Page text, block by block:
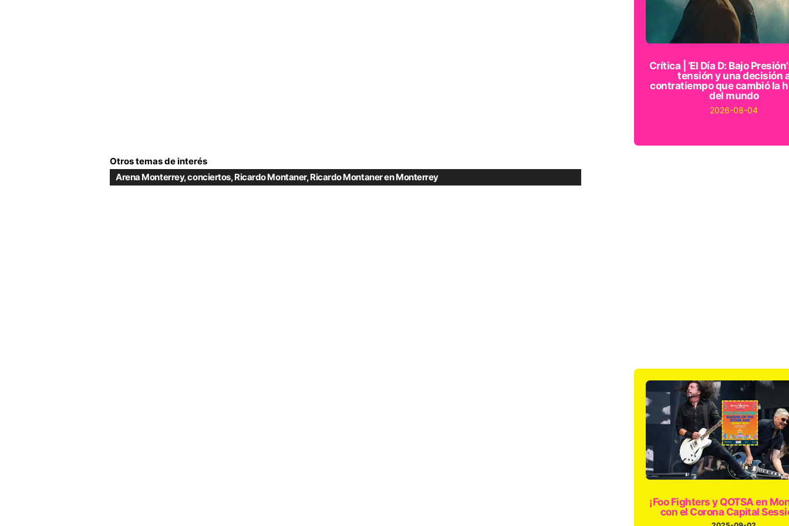
Otros temas de interés
Arena Monterrey,conciertos,Ricardo Montaner,Ricardo Montaner en Monterrey
Crítica | ‘El Día D: Bajo
tensión y una decisión
contratiempo que cambió la
del mundo
2026-08-04
¡Foo Fighters y QOTSA en
con el Corona Capital